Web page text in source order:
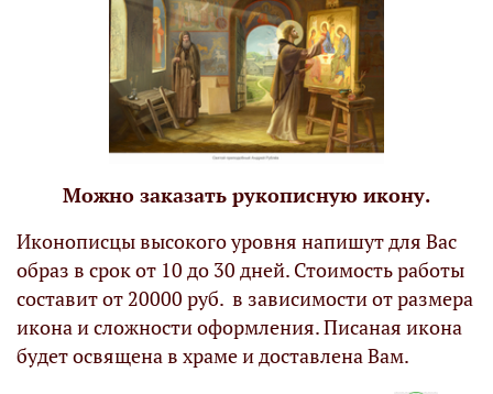
Можно заказать рукописную икону.
Иконописцы высокого уровня напишут для Вас
образ в срок от 10 до 30 дней. Стоимость работы
составит от 20000 руб. в зависимости от размера
икона и сложности оформления. Писаная икона
будет освящена в храме и доставлена Вам.